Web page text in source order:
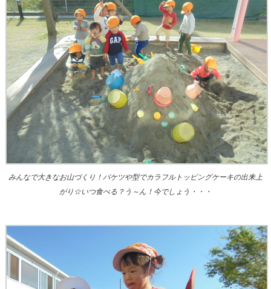
みんなで大きなお山づくり！バケツや型でカラフルトッピングケーキの出来上
がり☆いつ食べる？う～ん！今でしょう・・・